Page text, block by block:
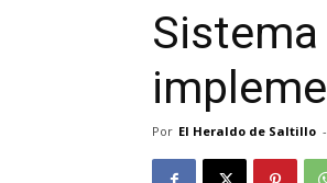
Por El Heraldo de Saltillo -